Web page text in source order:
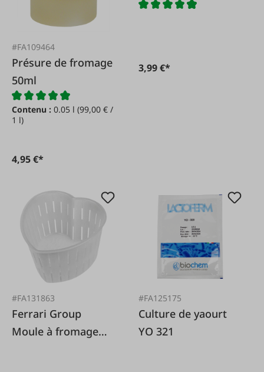
#FA109464
Présure de fromage
50ml
Contenu : 0.05 l (99,00 € /
1 l)
4,95 €*
3,99 €*
#FA131863
Ferrari Group
Moule à fromage
#FA125175
Culture de yaourt
YO 321